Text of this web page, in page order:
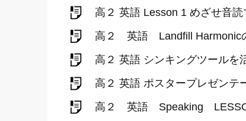
高２ 英語 Lesson 1 めざせ音
高２ 英語 Landfill Harmonic
高２ 英語 シンキングツールを
高２ 英語 ポスタープレゼンテ
高２ 英語 Speaking